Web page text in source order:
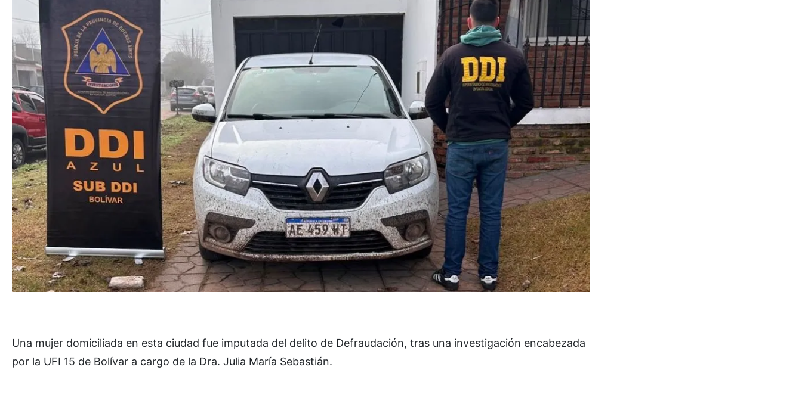
Una mujer domiciliada en esta ciudad fue imputada del delito de Defraudación, tras una investigación encabezada
por la UFI 15 de Bolívar a cargo de la Dra. Julia María Sebastián.